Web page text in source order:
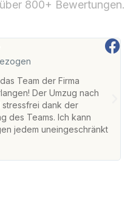
800+ Bewertungen.
Team der Firma
Der Umzug nach
dank der
des Teams. Ich kann
jedem uneingeschränkt